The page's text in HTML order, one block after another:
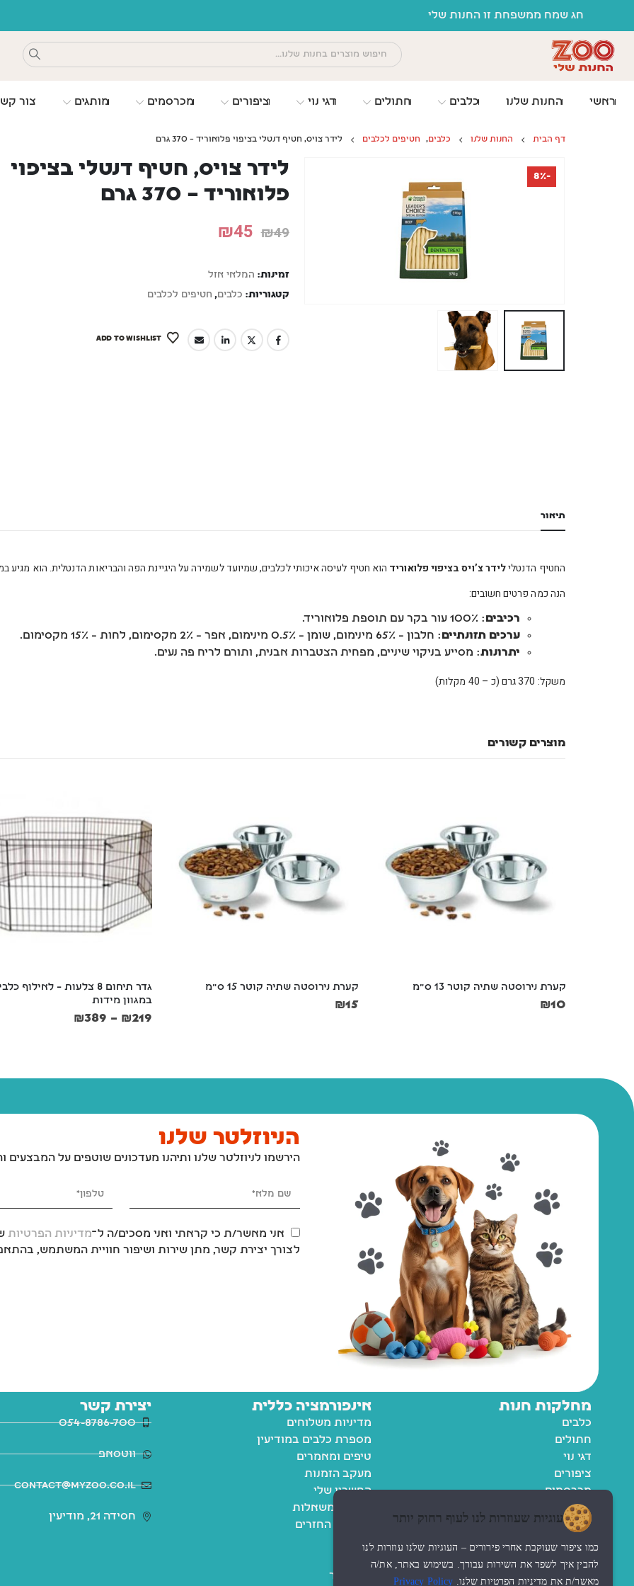
ראשי החנות שלנו כלבים חתולים דגי נוי ציפורים מכרסמים מותגים צור
דף הבית החנות שלנו כלבים, חטיפים לכלבים לידר צויס, חטיף דנטלי בציפוי פלואוריד – 370 גרם
-8%
לידר צויס, חטיף דנטלי בציפוי
פלואוריד – 370 גרם
₪49
₪45
זמינות: המלאי אזל
קטגוריות: כלבים, חטיפים לכלבים
ADD TO WISHLIST
תיאור
החטיף הדנטלילידר צ’ויס בציפוי פלואוריד הוא חטיף לעיסה איכותי לכלבים, שמיועד לשמירה על היגיינת הפה והבריאות הדנטלית. הוא
הנה כמה פרטים חשובים:
רכיבים: 100% עור בקר עם תוספת פלואוריד.
ערכים תזונתיים: חלבון – 65% מינימום, שומן – 0.5% מינימום, אפר – 2% מקסימום, לחות – 15% מקסימום.
יתרונות: מסייע בניקוי שיניים, מפחית הצטברות אבנית, ותורם לריח פה נעים.
משקל: 370 גרם (כ – 40 מקלות)
מוצרים קשורים
קערת נירוסטה שתיה קוטר 13 ס"מ
₪10
קערת נירוסטה שתיה קוטר 15 ס"מ
₪15
גדר תיחום 8 צלעות – לאילוף
במגוון מידות
₪219
–
₪389
הניוזלטר שלנו
הירשמו לניוזלטר שלנו ותיהנו מעדכונים שוטפים על
אני מאשר/ת כי קראתי ואני מסכים/ה ל־מדיניות הפרטיות
לצורך יצירת קשר, מתן שירות ושיפור חוויית המשתמש,
מחלקות חנות
כלבים
חתולים
דגי נוי
ציפורים
מכרסמים
אינפורמציה כללית
מדיניות משלוחים
מספרת כלבים במודיעין
טיפים ומאמרים
מעקב הזמנות
החשבון שלי
רשימת משאלות
מדיניות החזרים
תקנון
נגישות
צור קשר
יצירת קשר
054-8786-700
ווטסאפ
contact@myzoo.co.il
חסידה 21, מודיעין עוגיות שעוזרות לנו לעוף רחוק יותר
כמו ציפור שעוקבת אחרי פירורים – העוגיות שלנו עוזרות לנו
להבין איך לשפר את השירות עבורך. בשימוש באתר, את/ה
מאשר/ת את מדיניות הפרטיות שלנו. Privacy Policy